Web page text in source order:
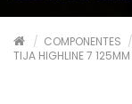
COMPONENTES
TIJA HIGHLINE 7